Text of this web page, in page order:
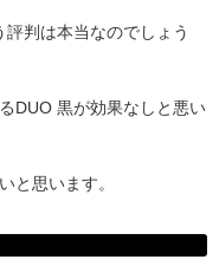
判は本当なのでしょう
DUO 黒が効果なしと悪い
と思います。